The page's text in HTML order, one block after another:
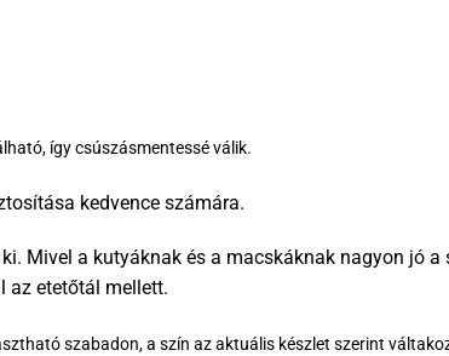
így csúszásmentessé válik.
kedvence számára.
Mivel a kutyáknak és a macskáknak nagyon jó
az etetőtál mellett.
szabadon, a szín az aktuális készlet szerint